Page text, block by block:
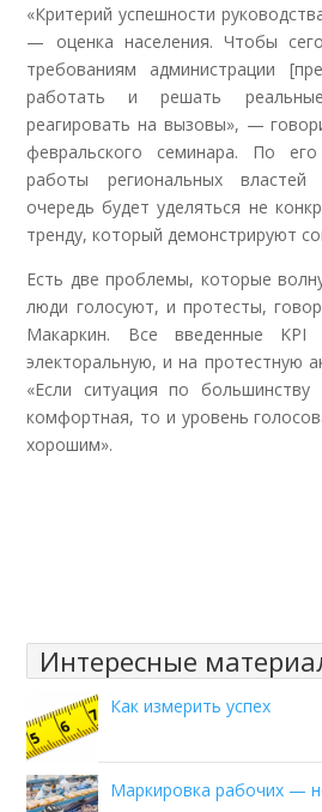
«Критерий успешности
— оценка населения. Чтобы
требованиям администрации
работать и решать
реагировать на вызовы», —
февральского семинара. По
работы региональных
очередь будет уделяться не
тренду, который демонстрируют
Есть две проблемы, которые
люди голосуют, и протесты,
Макаркин. Все введенные
электоральную, и на протестную
«Если ситуация по
комфортная, то и уровень
хорошим».
Интересные
Как измерить успех
Маркировка рабочих —